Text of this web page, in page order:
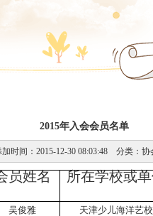
2015年入会会员名单
加时间：2015-12-30 08:03:48 分类： 协
员姓名 所在学校或
吴俊雅 天津少儿海洋艺校